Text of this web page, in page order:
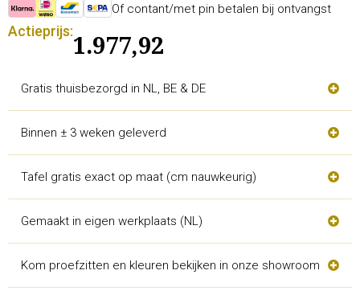
Of contant/met pin betalen bij ontvangst
Actieprijs:
1.977,92
Gratis thuisbezorgd in NL, BE & DE
Binnen ± 3 weken geleverd
Tafel gratis exact op maat (cm nauwkeurig)
Gemaakt in eigen werkplaats (NL)
Kom proefzitten en kleuren bekijken in onze showroom